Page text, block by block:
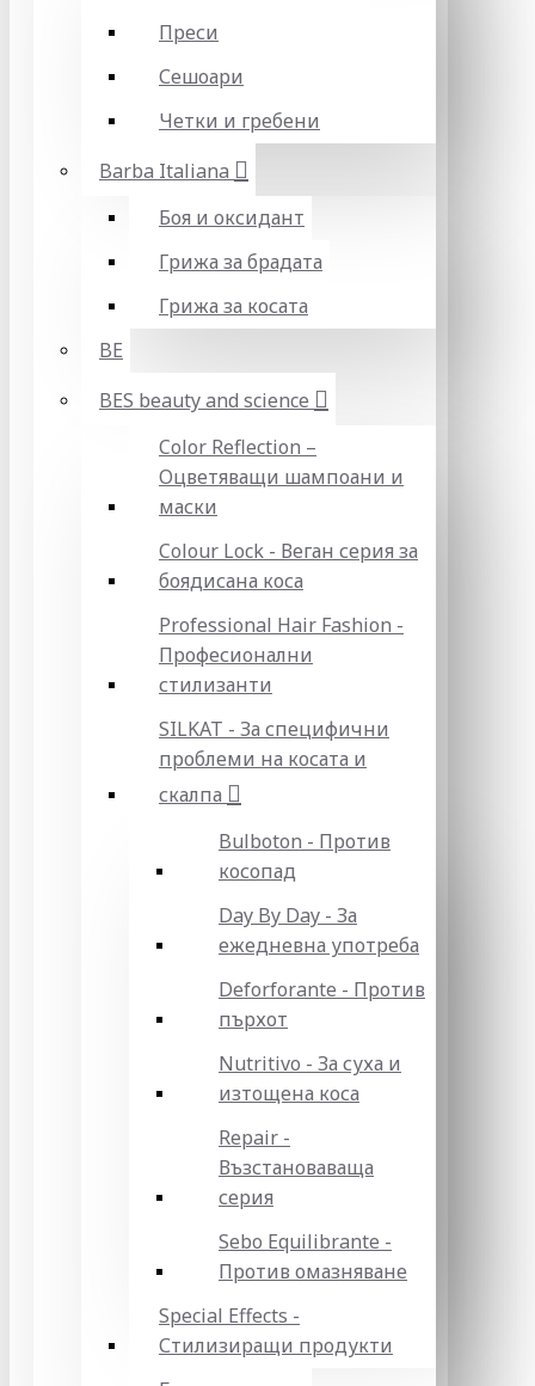
Преси
Сешоари
Четки и гребени
Barba Italiana
Боя и оксидант
Грижа за брадата
Грижа за косата
BE
BES beauty and science
Color Reflection –
Оцветяващи шампоани и
маски
Colour Lock - Веган серия за
боядисана коса
Professional Hair Fashion -
Професионални
стилизанти
SILKAT - За специфични
проблеми на косата и
скалпа
Bulboton - Против
косопад
Day By Day - За
ежедневна употреба
Deforforante - Против
пърхот
Nutritivo - За суха и
изтощена коса
Repair -
Възстановаваща
серия
Sebo Equilibrante -
Против омазняване
Special Effects -
Стилизиращи продукти